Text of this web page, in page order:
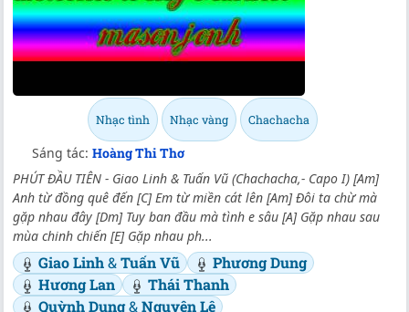
Nhạc tình Nhạc vàng Chachacha
Sáng tác: Hoàng Thi Thơ
PHÚT ĐẦU TIÊN - Giao Linh & Tuấn Vũ (Chachacha,- Capo I) [Am]
Anh từ đồng quê đến [C] Em từ miền cát lên [Am] Đôi ta chừ mà
gặp nhau đây [Dm] Tuy ban đầu mà tình e sâu [A] Gặp nhau sau
mùa chinh chiến [E] Gặp nhau ph...
Giao Linh&Tuấn Vũ
Phương Dung
Hương Lan
Thái Thanh
Quỳnh Dung&Nguyên Lê